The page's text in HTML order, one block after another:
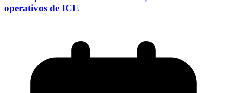
operativos de ICE